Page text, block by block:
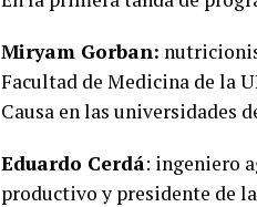
Miryam Gorban:
Facultad de Medicina de la
Causa en las universidades
Eduardo Cerdá: ingeniero
productivo y presidente de